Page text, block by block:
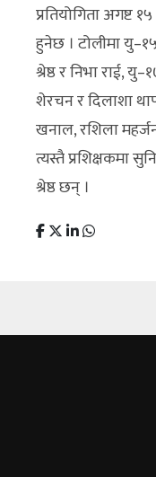
प्रतियोगिता अगष्ट
हुनेछ । टोलीमा
श्रेष्ठ र निभा राई,
शेरचन र दिलाशा
खनाल, रशिला
त्यस्तै प्रशिक्षकमा
श्रेष्ठ छन् ।